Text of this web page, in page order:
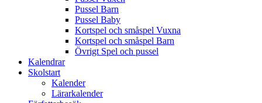
Pussel Barn
Pussel Baby
Kortspel och småspel Vuxna
Kortspel och småspel Barn
Övrigt Spel och pussel
Kalendrar
Skolstart
Kalender
Lärarkalender